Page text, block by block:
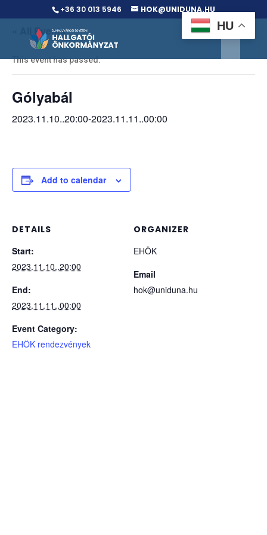
+36 30 013 5946 HOK@UNIDUNA.HU
« All Events
This event has passed.
Gólyabál
2023.11.10..20:00-2023.11.11..00:00
Add to calendar
DETAILS
Start:
2023.11.10..20:00
End:
2023.11.11..00:00
Event Category:
EHÖK rendezvények
ORGANIZER
EHÖK
Email
hok@uniduna.hu
HU